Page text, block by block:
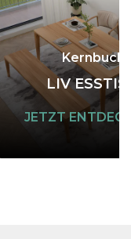
LIV
JETZT